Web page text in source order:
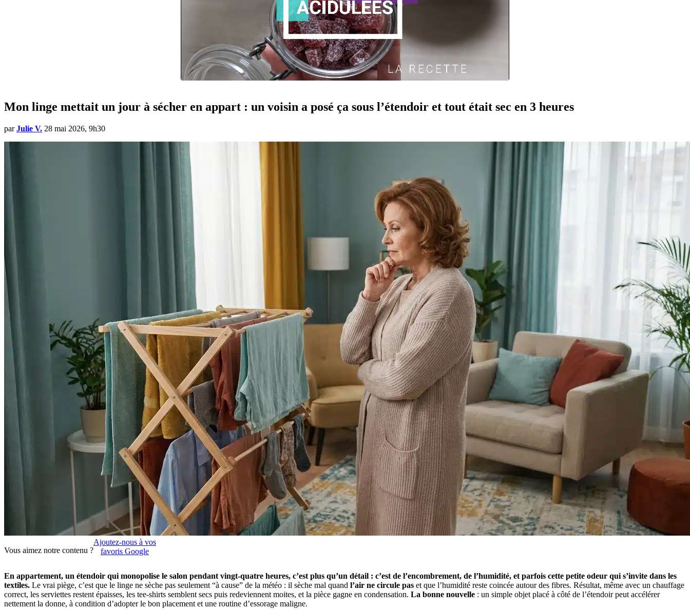
Mon linge mettait un jour à sécher en appart : un voisin a posé ça sous l’étendoir et tout était sec en 3 heures
par Julie V. 28 mai 2026, 9h30
Vous aimez notre contenu ?
Ajoutez-nous à vos
favoris Google
En appartement, un étendoir qui monopolise le salon pendant vingt-quatre heures, c’est plus qu’un détail : c’est de l’encombrement, de l’humidité, et parfois cette petite odeur qui s’invite dans les
textiles. Le vrai piège, c’est que le linge ne sèche pas seulement “à cause” de la météo : il sèche mal quand l’air ne circule pas et que l’humidité reste coincée autour des fibres. Résultat, même avec un chauffage
correct, les serviettes restent épaisses, les tee-shirts semblent secs puis redeviennent moites, et la pièce gagne en condensation. La bonne nouvelle : un simple objet placé à côté de l’étendoir peut accélérer
nettement la donne, à condition d’adopter le bon placement et une routine d’essorage maligne.